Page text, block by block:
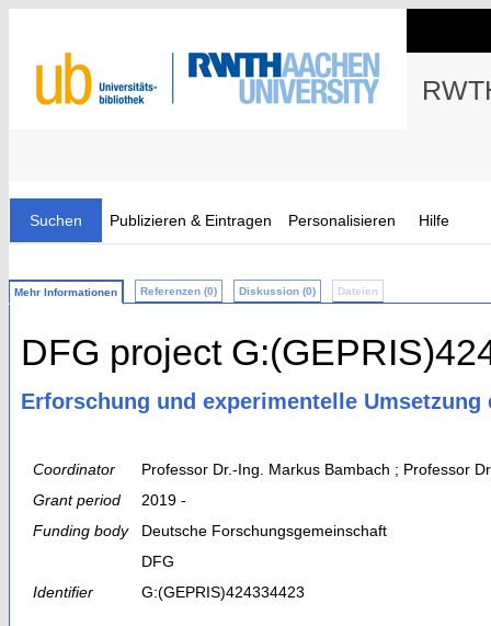
Suchen Publizieren & Eintragen Personalisieren Hilfe
Mehr Informationen Referenzen (0) Diskussion (0) Dateien
DFG project
Erforschung und experimentelle
Coordinator
Professor Dr.-Ing. Markus Bambach ; Professor
Grant period
2019 -
Funding body
Deutsche Forschungsgemeinschaft
DFG
Identifier
G:(GEPRIS)424334423